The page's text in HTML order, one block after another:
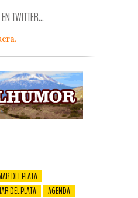
TWITTER…
DEL PLATA
DEL PLATA
AGENDA